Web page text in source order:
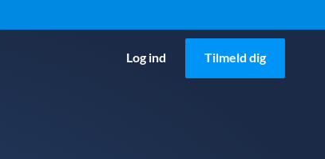
Log ind Tilmeld dig